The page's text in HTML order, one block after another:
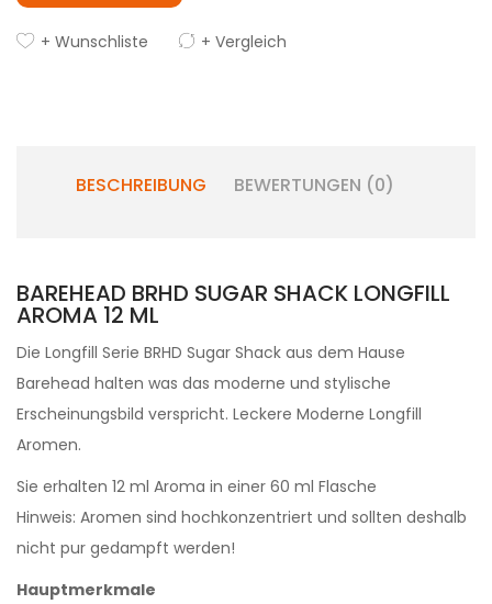
+ Wunschliste + Vergleich
BESCHREIBUNG BEWERTUNGEN (0)
BAREHEAD BRHD SUGAR SHACK LONGFILL
AROMA 12 ML
Die Longfill Serie BRHD Sugar Shack aus dem Hause
Barehead halten was das moderne und stylische
Erscheinungsbild verspricht. Leckere Moderne Longfill
Aromen.
Sie erhalten 12 ml Aroma in einer 60 ml Flasche
Hinweis: Aromen sind hochkonzentriert und sollten deshalb
nicht pur gedampft werden!
Hauptmerkmale